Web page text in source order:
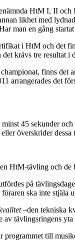
HtM I, II och
likhet med
man en gång
i HtM och det
det krävs tre resultat
finns det
arrangerades det
minst 45 sekunder
överskrider
HtM-tävling och de
på
ska inte stjäla
–den tekniska
tävlingsringens yta
programmet till